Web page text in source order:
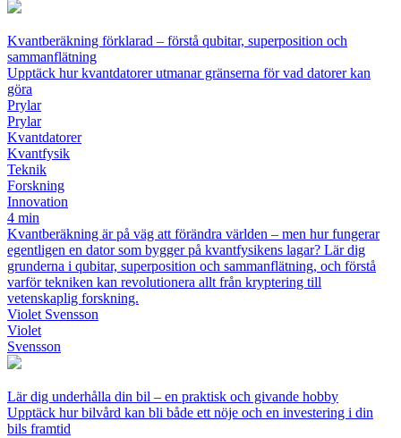
Kvantberäkning förklarad – förstå qubitar, superposition och
sammanflätning
Upptäck hur kvantdatorer utmanar gränserna för vad datorer kan
göra
Prylar
Prylar
Kvantdatorer
Kvantfysik
Teknik
Forskning
Innovation
4 min
Kvantberäkning är på väg att förändra världen – men hur fungerar
egentligen en dator som bygger på kvantfysikens lagar? Lär dig
grunderna i qubitar, superposition och sammanflätning, och förstå
varför tekniken kan revolutionera allt från kryptering till
vetenskaplig forskning.
Violet Svensson
Violet
Svensson
Lär dig underhålla din bil – en praktisk och givande hobby
Upptäck hur bilvård kan bli både ett nöje och en investering i din
bils framtid